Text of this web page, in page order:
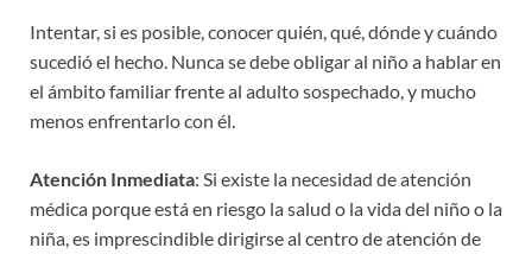
Intentar, si es posible, conocer quién, qué, dónde y cuándo
sucedió el hecho. Nunca se debe obligar al niño a hablar en
el ámbito familiar frente al adulto sospechado, y mucho
menos enfrentarlo con él.
Atención Inmediata: Si existe la necesidad de atención
médica porque está en riesgo la salud o la vida del niño o la
niña, es imprescindible dirigirse al centro de atención de